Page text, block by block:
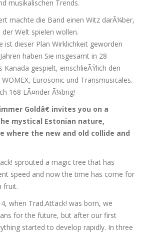
musikalischen Trends.
machte die Band einen Witz darÃ¼ber,
Welt spielen wollen.
dieser Plan Wirklichkeit geworden
haben Sie insgesamt in 28
Kanada gespielt, einschlieÃŸlich den
Eurosonic und Transmusicales.
168 LÃ¤nder Ã¼brig!
Goldâ€ invites you on a
mystical Estonian nature,
where the new and old collide and
sprouted a magic tree that has
speed and now the time has come for
fruit.
when Trad.Attack! was born, we
for the future, but after our first
started to develop rapidly. In three